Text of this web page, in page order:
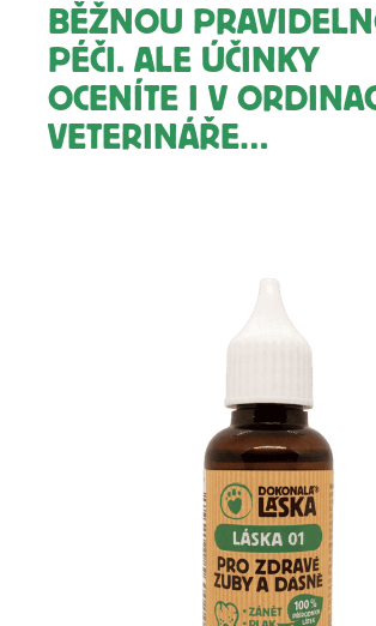
BĚŽNOU
PÉČI. ALE ÚČINKY
OCENÍTE I V
VETERINÁŘE…